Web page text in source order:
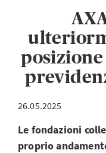
26.05.2025
Le fondazioni
proprio